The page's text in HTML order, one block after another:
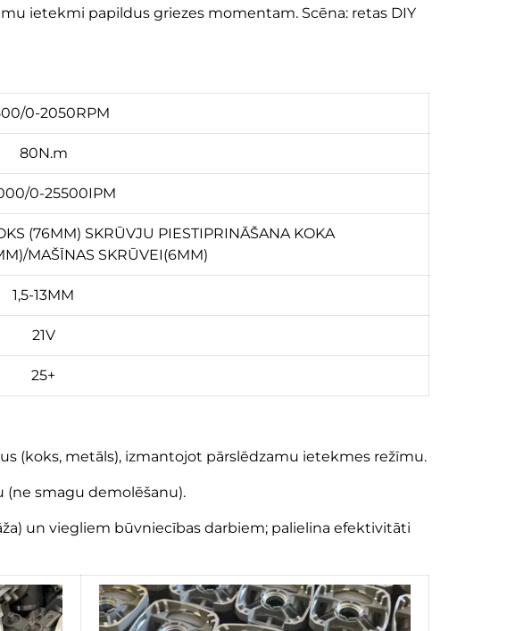
ietekmi papildus griezes momentam. Scēna: retas DIY
0-2050RPM
80N.m
0-25500IPM
(76MM) SKRŪVJU PIESTIPRINĀŠANA KOKA
MAŠĪNAS SKRŪVEI(6MM)
1,5-13MM
21V
25+
(koks, metāls), izmantojot pārslēdzamu ietekmes režīmu.
(ne smagu demolēšanu).
un viegliem būvniecības darbiem; palielina efektivitāti